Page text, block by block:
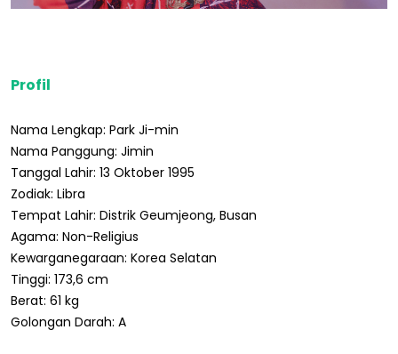
Profil
Nama Lengkap: Park Ji-min
Nama Panggung: Jimin
Tanggal Lahir: 13 Oktober 1995
Zodiak: Libra
Tempat Lahir: Distrik Geumjeong, Busan
Agama: Non-Religius
Kewarganegaraan: Korea Selatan
Tinggi: 173,6 cm
Berat: 61 kg
Golongan Darah: A